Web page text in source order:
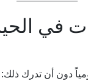
في
دون أن تدرك ذلك: